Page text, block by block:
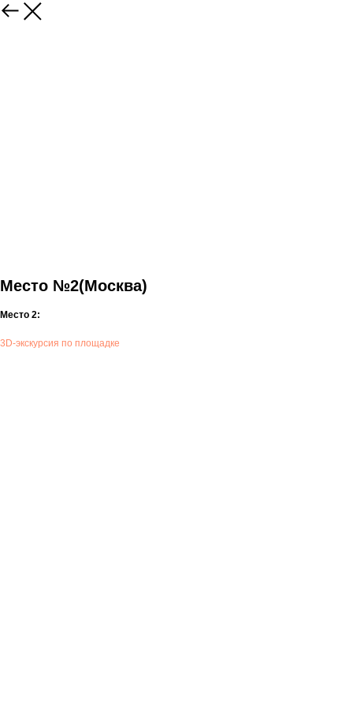
Место №2(Москва)
Место 2:
3D-экскурсия по площадке